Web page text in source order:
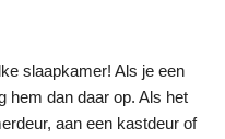
slaapkamer! Als je een
hem dan daar op. Als het
aan een kastdeur of